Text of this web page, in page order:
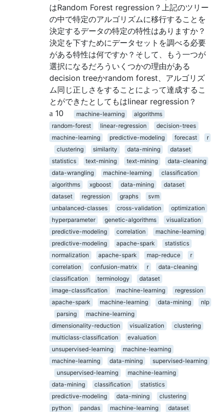
はRandom Forest regression？上記のツリー
の中で特定のアルゴリズムに移行することを
決定するデータの特定の特性はありますか？
決定を下すためにデータセットを調べる必要
がある特性は何ですか？そして、もう一つが
選択になるだろういくつかの理由がある
decision treeかrandom forest、アルゴリズ
ム同じ正しさをすることによって達成するこ
とができたとしてもはlinear regression？
10
machine-learning
algorithms
random-forest
linear-regression
decision-trees
machine-learning
predictive-modeling forecast
r
clustering
similarity data-mining
dataset
statistics
text-mining text-mining
data-cleaning
data-wrangling
machine-learning
classification
algorithms
xgboost data-mining
dataset
dataset
regression graphs
svm
unbalanced-classes
cross-validation
optimization
hyperparameter
genetic-algorithms
visualization
predictive-modeling
correlation
machine-learning
predictive-modeling
apache-spark
statistics
normalization
apache-spark map-reduce
r
correlation
confusion-matrix r
data-cleaning
classification
terminology
dataset
image-classification
machine-learning
regression
apache-spark
machine-learning data-mining
nlp
parsing
machine-learning
dimensionality-reduction
visualization
clustering
multiclass-classification
evaluation
unsupervised-learning
machine-learning
machine-learning
data-mining
supervised-learning
unsupervised-learning
machine-learning
data-mining
classification
statistics
predictive-modeling
data-mining
clustering
python
pandas machine-learning
dataset